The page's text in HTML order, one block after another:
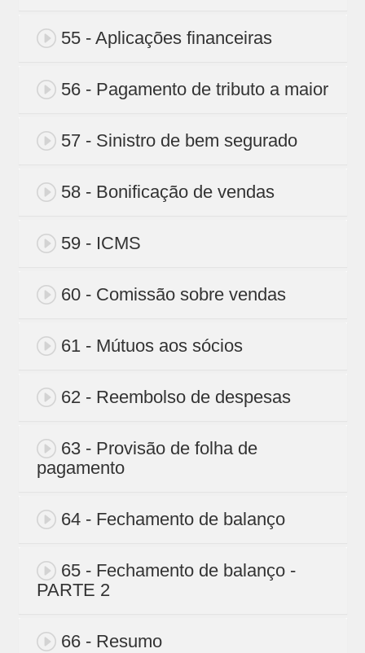
55 - Aplicações financeiras
56 - Pagamento de tributo a maior
57 - Sinistro de bem segurado
58 - Bonificação de vendas
59 - ICMS
60 - Comissão sobre vendas
61 - Mútuos aos sócios
62 - Reembolso de despesas
63 - Provisão de folha de
pagamento
64 - Fechamento de balanço
65 - Fechamento de balanço -
PARTE 2
66 - Resumo